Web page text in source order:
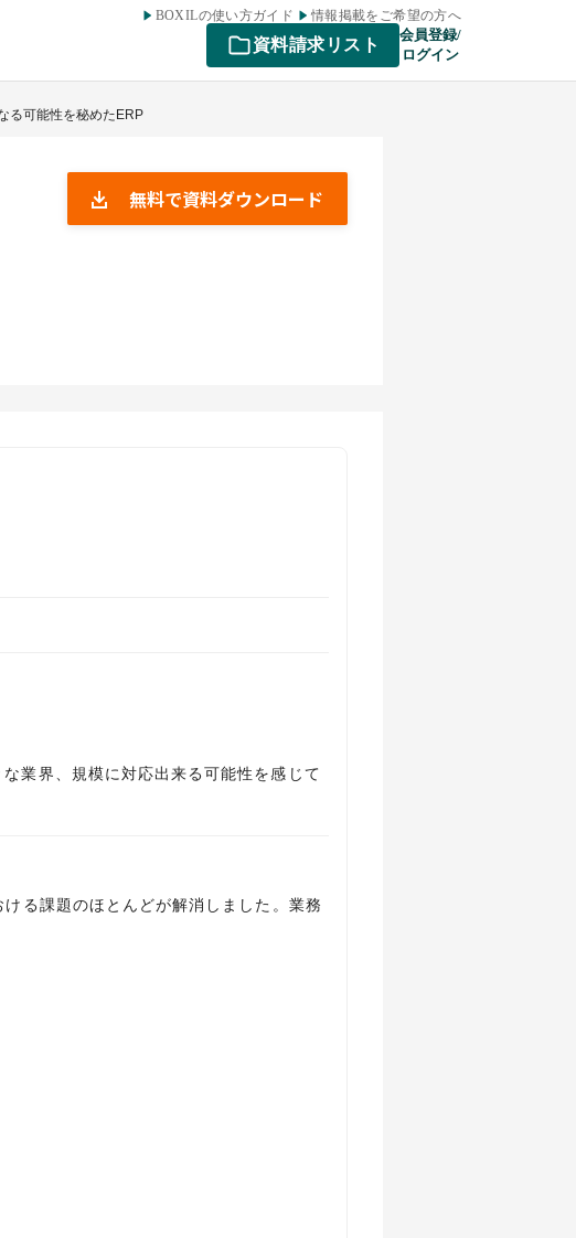
BOXILの使い方ガイド 情報掲載をご希望の方へ
資料請求リスト
会員登録/
ログイン
る可能性を秘めたERP
無料で資料ダウンロード
業界、規模に対応出来る可能性を感じて
る課題のほとんどが解消しました。業務